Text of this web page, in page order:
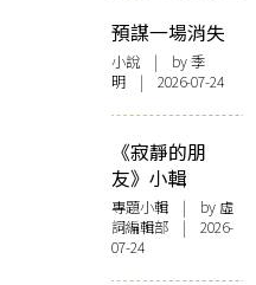
預謀一場消失
小說 | by 季
明 | 2026-07-24
《寂靜的朋
友》小輯
專題小輯 | by 虛
詞編輯部 | 2026-
07-24